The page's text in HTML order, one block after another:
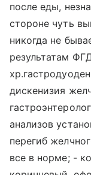
после еды,
стороне чуть
никогда не
результатам
дискенизия
анализов
перегиб
все в норме; -